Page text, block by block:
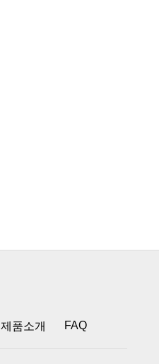
제품소개 FAQ